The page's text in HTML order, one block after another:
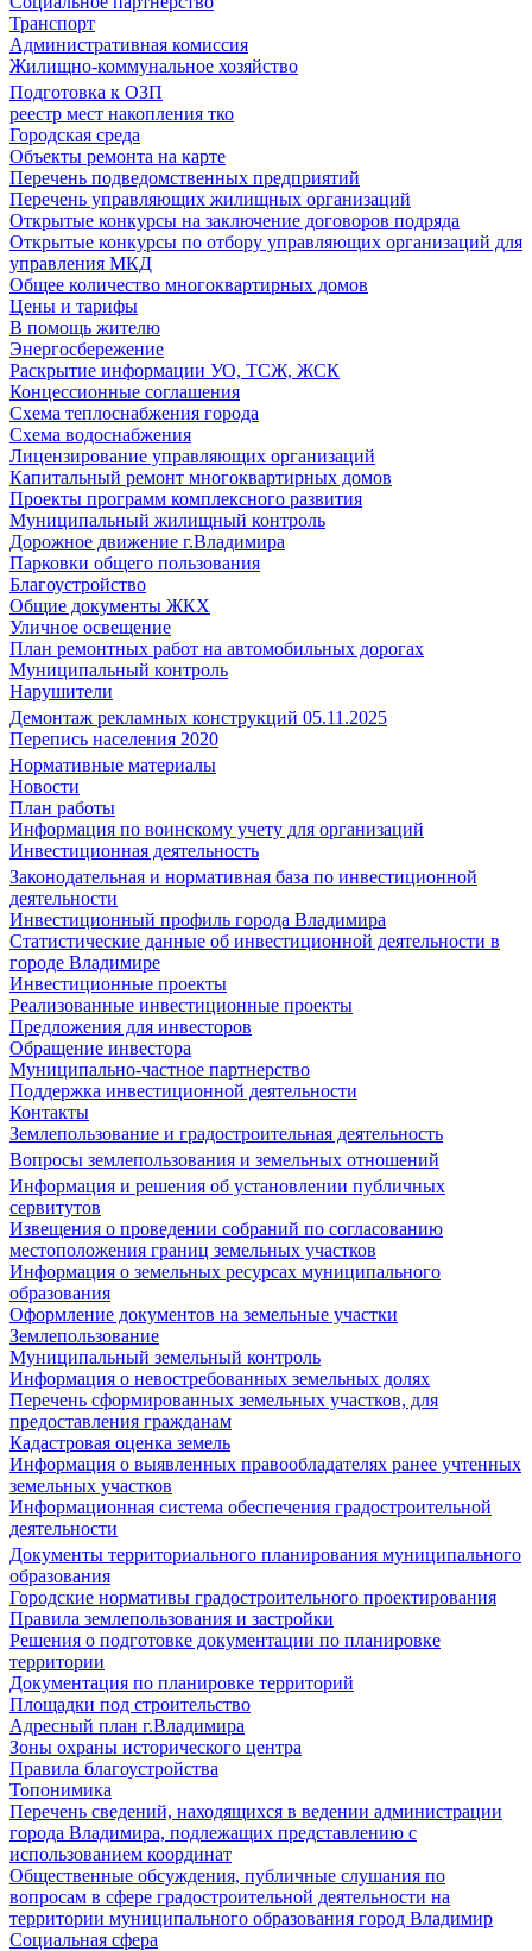
Транспорт
Административная комиссия
Жилищно-коммунальное хозяйство
Подготовка к ОЗП
реестр мест накопления тко
Городская среда
Объекты ремонта на карте
Перечень подведомственных предприятий
Перечень управляющих жилищных организаций
Открытые конкурсы на заключение договоров подряда
Открытые конкурсы по отбору управляющих организаций для
управления МКД
Общее количество многоквартирных домов
Цены и тарифы
В помощь жителю
Энергосбережение
Раскрытие информации УО, ТСЖ, ЖСК
Концессионные соглашения
Схема теплоснабжения города
Схема водоснабжения
Лицензирование управляющих организаций
Капитальный ремонт многоквартирных домов
Проекты программ комплексного развития
Муниципальный жилищный контроль
Дорожное движение г.Владимира
Парковки общего пользования
Благоустройство
Общие документы ЖКХ
Уличное освещение
План ремонтных работ на автомобильных дорогах
Муниципальный контроль
Нарушители
Демонтаж рекламных конструкций 05.11.2025
Перепись населения 2020
Нормативные материалы
Новости
План работы
Информация по воинскому учету для организаций
Инвестиционная деятельность
Законодательная и нормативная база по инвестиционной
деятельности
Инвестиционный профиль города Владимира
Статистические данные об инвестиционной деятельности в
городе Владимире
Инвестиционные проекты
Реализованные инвестиционные проекты
Предложения для инвесторов
Обращение инвестора
Муниципально-частное партнерство
Поддержка инвестиционной деятельности
Контакты
Землепользование и градостроительная деятельность
Вопросы землепользования и земельных отношений
Информация и решения об установлении публичных
сервитутов
Извещения о проведении собраний по согласованию
местоположения границ земельных участков
Информация о земельных ресурсах муниципального
образования
Оформление документов на земельные участки
Землепользование
Муниципальный земельный контроль
Информация о невостребованных земельных долях
Перечень сформированных земельных участков, для
предоставления гражданам
Кадастровая оценка земель
Информация о выявленных правообладателях ранее учтенных
земельных участков
Информационная система обеспечения градостроительной
деятельности
Документы территориального планирования муниципального
образования
Городские нормативы градостроительного проектирования
Правила землепользования и застройки
Решения о подготовке документации по планировке
территории
Документация по планировке территорий
Площадки под строительство
Адресный план г.Владимира
Зоны охраны исторического центра
Правила благоустройства
Топонимика
Перечень сведений, находящихся в ведении администрации
города Владимира, подлежащих представлению с
использованием координат
Общественные обсуждения, публичные слушания по
вопросам в сфере градостроительной деятельности на
территории муниципального образования город Владимир
Социальная сфера